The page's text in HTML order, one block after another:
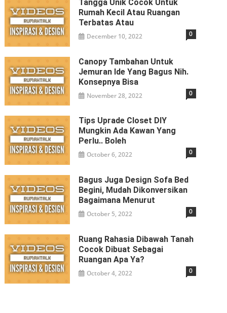
Tangga Unik Cocok Untuk
Rumah Kecil Atau Ruangan
Terbatas Atau
December 10, 2022 0
Canopy Tambahan Untuk
Jemuran Ide Yang Bagus Nih.
Konsepnya Bisa
November 28, 2022 0
Tips Uprade Closet DIY
Mungkin Ada Kawan Yang
Perlu.. Boleh
October 6, 2022 0
Bagus Juga Design Sofa Bed
Begini, Mudah Dikonversikan
Bagaimana Menurut
October 5, 2022 0
Ruang Rahasia Dibawah Tanah
Cocok Dibuat Sebagai
Ruangan Apa Ya?
October 4, 2022 0